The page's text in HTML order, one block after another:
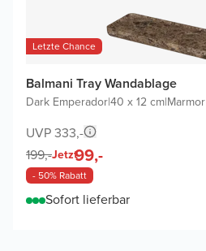
Letzte Chance
Balmani Tray Wandablage
Dark Emperador|40 x 12 cm|Marmor
UVP 333,-
199,-Jetzt99,-
- 50% Rabatt
Sofort lieferbar